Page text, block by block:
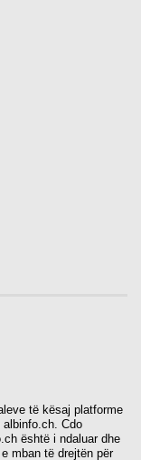
të kësaj platforme
albinfo.ch. Cdo
është i ndaluar dhe
mban të drejtën për